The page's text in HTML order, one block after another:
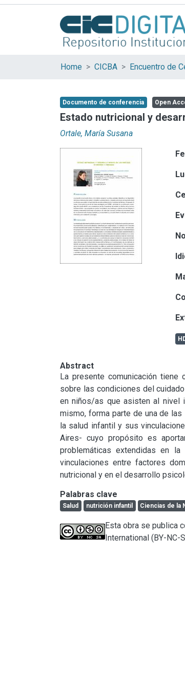
Home CICBA
Documento de conferencia Open
Estado nutricional y
Ortale, María Susana
Abstract
La presente comunicación tiene
sobre las condiciones del
en niños/as que asisten al nivel
mismo, forma parte de una de las
la salud infantil y sus
Aires- cuyo propósito es
problemáticas extendidas en
vinculaciones entre factores
nutricional y en el desarrollo
Palabras clave
Salud nutrición infantil Ciencias de la
Esta obra se publica
International (BY-NC-